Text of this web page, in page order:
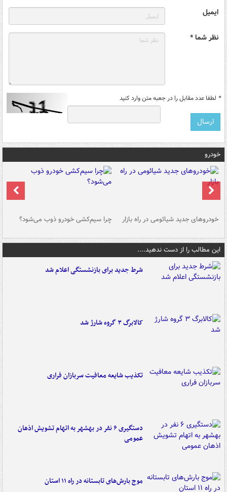
ایمیل
نظر شما *
* لطفا عدد مقابل را در جعبه متن وارد کنید
خودرو
خودروهای جدید شیائومی در راه بازار چرا سیم‌کشی خودرو ذوب می‌شود؟
این مطالب را از دست ندهید....
شرط جدید برای بازنشستگی اعلام شد
کالابرگ ۳ گروه شارژ شد
تکذیب شایعه معافیت سربازان فراری
دستگیری ۶ نفر در بهشهر به اتهام تشویش اذهان
عمومی
موج بارش‌های تابستانه در راه ۱۱ استان